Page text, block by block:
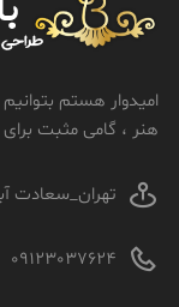
امیدوار هستم
هنر ، گامی مثبت
تهران_سعادت
09123037624